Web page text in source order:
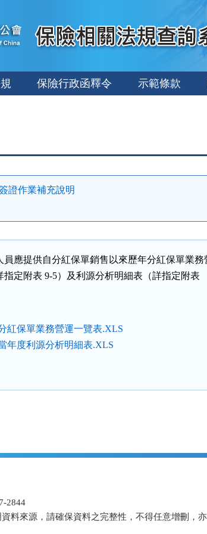
保險行政函釋令 示範條款
證作業補充說明
員應提供自分紅保單銷售以來歷年分紅保單業務
詳指定附表 9-5）及利源分析明細表（詳指定附表
紅保單業務營運一覽表.XLS
年度利源分析明細表.XLS
2844
料來源，請確保資料之完整性，不得任意增刪，亦